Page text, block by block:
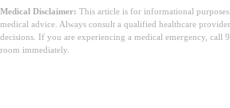
Medical Disclaimer: This article is for informational
medical advice. Always consult a qualified healthcare
decisions. If you are experiencing a medical emergency, call
room immediately.